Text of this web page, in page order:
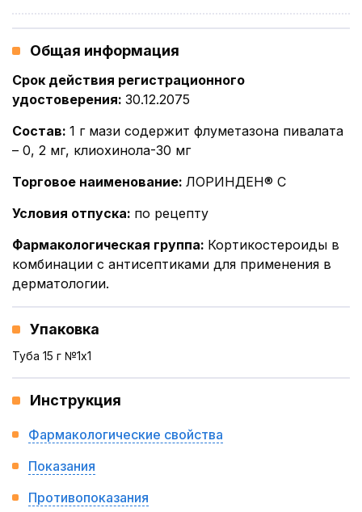
Общая информация
Срок действия регистрационного
удостоверения: 30.12.2075
Состав: 1 г мази содержит флуметазона пивалата
– 0, 2 мг, клиохинола-30 мг
Торговое наименование: ЛОРИНДЕН® С
Условия отпуска: по рецепту
Фармакологическая группа: Кортикостероиды в
комбинации с антисептиками для применения в
дерматологии.
Упаковка
Туба 15 г №1x1
Инструкция
Фармакологические свойства
Показания
Противопоказания